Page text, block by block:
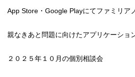
App Store・Google Playにてファミリア
親なきあと問題に向けたアプリケーショ
２０２５年１０月の個別相談会